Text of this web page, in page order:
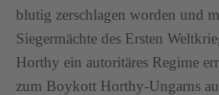
blutig zerschlagen worden und
Siegermächte des Ersten
Horthy ein autoritäres Regime
zum Boykott Horthy-Ungarns